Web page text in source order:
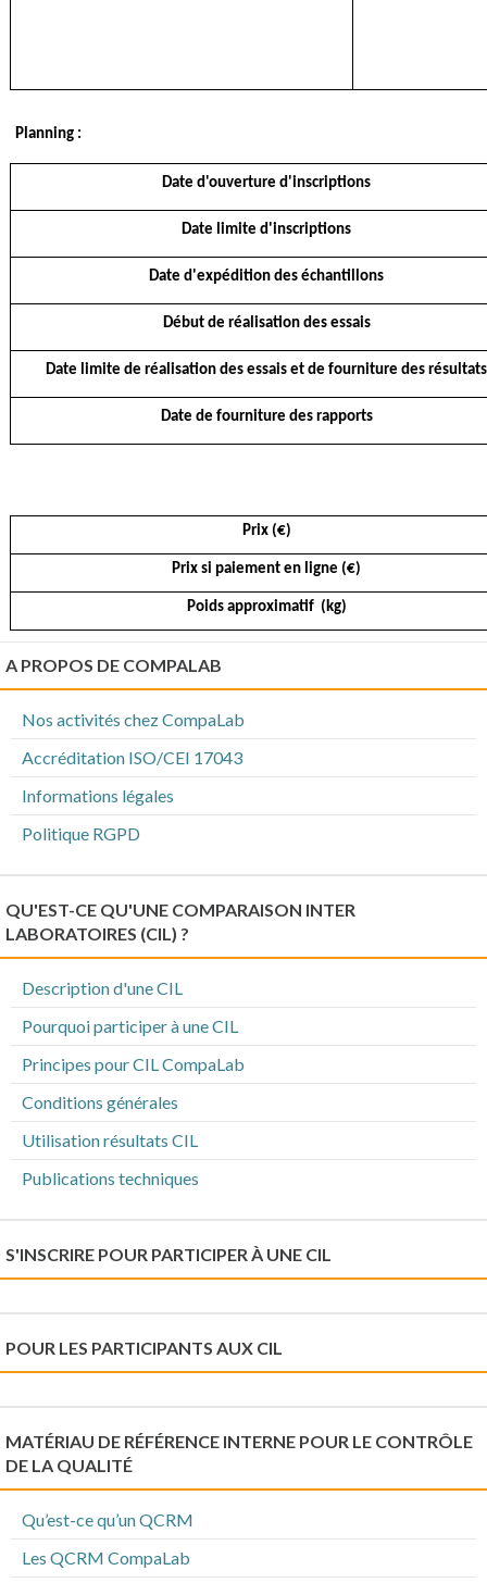
Planning :
Date d'ouverture d'inscriptions
Date limite d'inscriptions
Date d'expédition des échantillons
Début de réalisation des essais
Date limite de réalisation des essais et de fourniture des résultats
Date de fourniture des rapports
Prix (€)
Prix si paiement en ligne (€)
Poids approximatif (kg)
A PROPOS DE COMPALAB
Nos activités chez CompaLab
Accréditation ISO/CEI 17043
Informations légales
Politique RGPD
QU'EST-CE QU'UNE COMPARAISON INTER
LABORATOIRES (CIL) ?
Description d'une CIL
Pourquoi participer à une CIL
Principes pour CIL CompaLab
Conditions générales
Utilisation résultats CIL
Publications techniques
S'INSCRIRE POUR PARTICIPER À UNE CIL
POUR LES PARTICIPANTS AUX CIL
MATÉRIAU DE RÉFÉRENCE INTERNE POUR LE CONTRÔLE
DE LA QUALITÉ
Qu’est-ce qu’un QCRM
Les QCRM CompaLab